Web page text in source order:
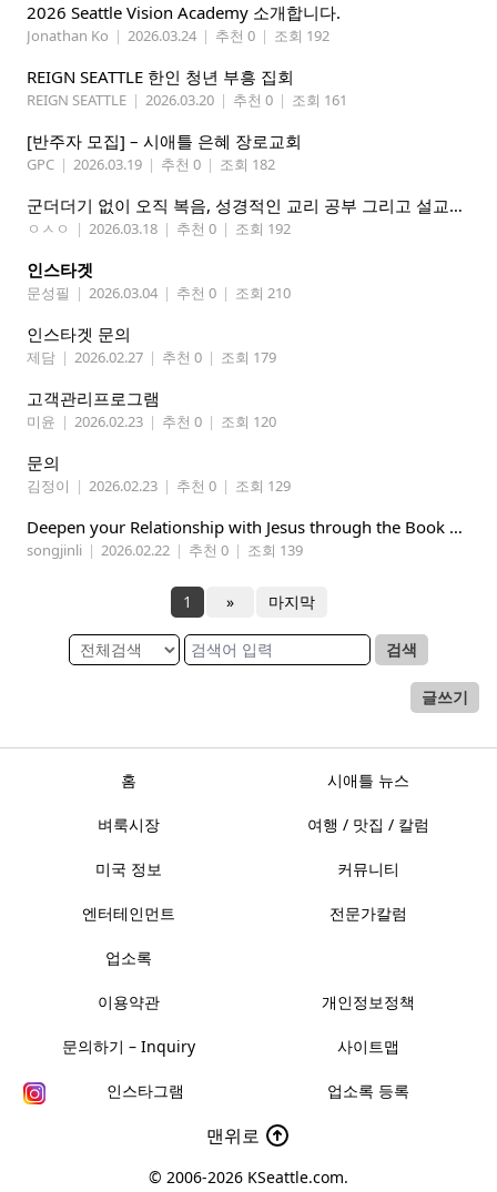
2026 Seattle Vision Academy 소개합니다.
Jonathan Ko | 2026.03.24 | 추천 0 | 조회 192
REIGN SEATTLE 한인 청년 부흥 집회
REIGN SEATTLE | 2026.03.20 | 추천 0 | 조회 161
[반주자 모집] – 시애틀 은혜 장로교회
GPC | 2026.03.19 | 추천 0 | 조회 182
군더더기 없이 오직 복음, 성경적인 교리 공부 그리고 설교하는 교회 추천합니다
ㅇㅅㅇ | 2026.03.18 | 추천 0 | 조회 192
인스타겟
문성필 | 2026.03.04 | 추천 0 | 조회 210
인스타겟 문의
제담 | 2026.02.27 | 추천 0 | 조회 179
고객관리프로그램
미윤 | 2026.02.23 | 추천 0 | 조회 120
문의
김정이 | 2026.02.23 | 추천 0 | 조회 129
Deepen your Relationship with Jesus through the Book of Mormon
songjinli | 2026.02.22 | 추천 0 | 조회 139
1 » 마지막
검색
글쓰기
홈 시애틀 뉴스
벼룩시장 여행 / 맛집 / 칼럼
미국 정보 커뮤니티
엔터테인먼트 전문가칼럼
업소록
이용약관 개인정보정책
문의하기 – Inquiry 사이트맵
인스타그램 업소록 등록
맨위로
© 2006-2026 KSeattle.com.